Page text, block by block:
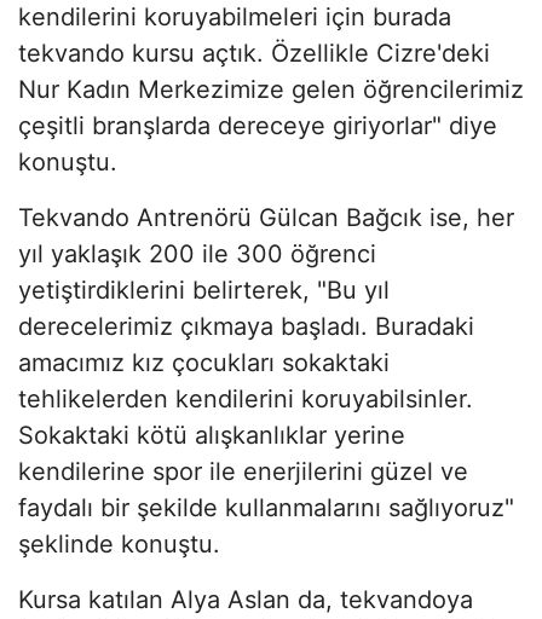
kendilerini koruyabilmeleri için burada
tekvando kursu açtık. Özellikle Cizre'deki
Nur Kadın Merkezimize gelen öğrencilerimiz
çeşitli branşlarda dereceye giriyorlar" diye
konuştu.
Tekvando Antrenörü Gülcan Bağcık ise, her
yıl yaklaşık 200 ile 300 öğrenci
yetiştirdiklerini belirterek, "Bu yıl
derecelerimiz çıkmaya başladı. Buradaki
amacımız kız çocukları sokaktaki
tehlikelerden kendilerini koruyabilsinler.
Sokaktaki kötü alışkanlıklar yerine
kendilerine spor ile enerjilerini güzel ve
faydalı bir şekilde kullanmalarını sağlıyoruz"
şeklinde konuştu.
Kursa katılan Alya Aslan da, tekvandoya